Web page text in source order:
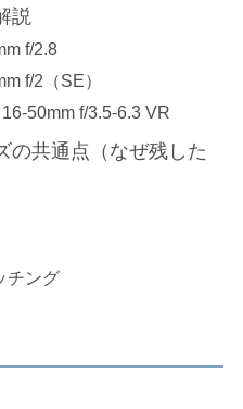
説
f/2.8
f/2（SE）
50mm f/3.5-6.3 VR
の共通点（なぜ残した
チング